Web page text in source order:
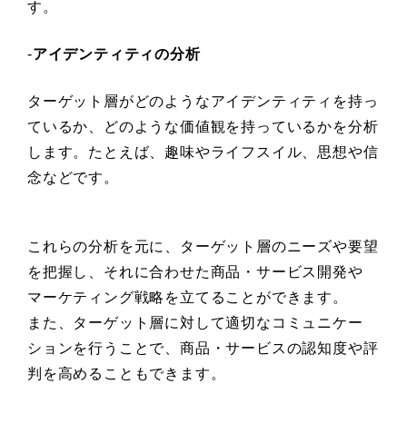
す。
-アイデンティティの分析
ターゲット層がどのようなアイデンティティを持っ
ているか、どのような価値観を持っているかを分析
します。たとえば、趣味やライフスイル、思想や信
念などです。
これらの分析を元に、ターゲット層のニーズや要望
を把握し、それに合わせた商品・サービス開発や
マーケティング戦略を立てることができます。
また、ターゲット層に対して適切なコミュニケー
ションを行うことで、商品・サービスの認知度や評
判を高めることもできます。